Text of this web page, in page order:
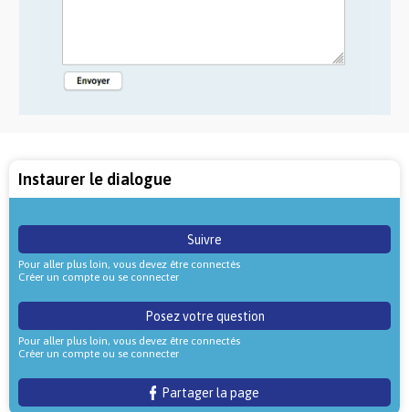
Instaurer le dialogue
Suivre
Pour aller plus loin, vous devez être connectés
Créer un compte ou se connecter
Posez votre question
Pour aller plus loin, vous devez être connectés
Créer un compte ou se connecter
Partager la page